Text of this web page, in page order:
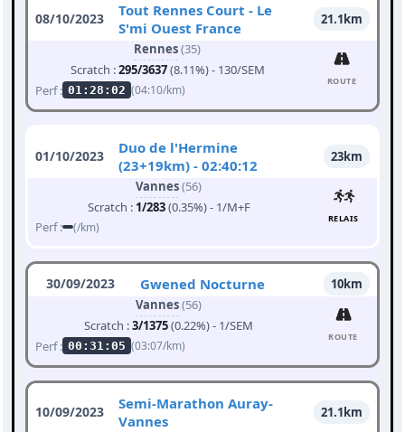
08/10/2023
Tout Rennes Court - Le
S'mi Ouest France
21.1km
Rennes(35)
Scratch :295/3637(8.11%) - 130/SEM
Perf : 01:28:02 (04:10/km)
ROUTE
01/10/2023
Duo de l'Hermine
(23+19km) - 02:40:12
23km
Vannes(56)
Scratch : 1/283(0.35%) - 1/M+F
Perf :
(/km)
RELAIS
30/09/2023 Gwened Nocturne
10km
Vannes(56)
Scratch :3/1375(0.22%) - 1/SEM
Perf : 00:31:05 (03:07/km)
ROUTE
10/09/2023
Semi-Marathon Auray-
Vannes
21.1km